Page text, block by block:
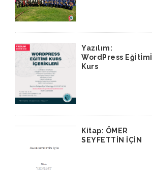
Yazılım:
WordPress Eğİtİmİ
Kurs
Kitap: ÖMER
SEYFETTİN İÇİN